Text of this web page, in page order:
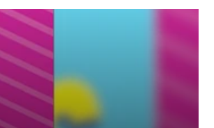
ESTILO DE VIDA
VER MÁS